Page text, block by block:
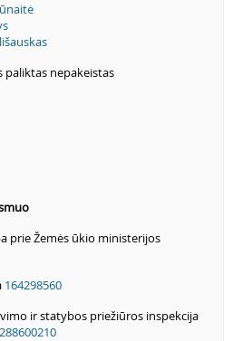
paliktas nepakeistas
prie Žemės ūkio ministerijos
164298560
ir statybos priežiūros inspekcija
288600210